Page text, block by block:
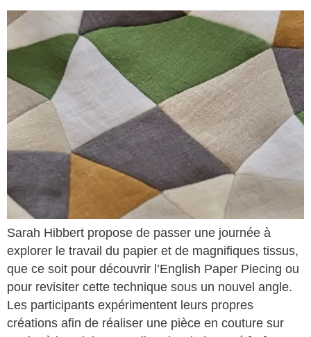
Sarah Hibbert propose de passer une journée à
explorer le travail du papier et de magnifiques tissus,
que ce soit pour découvrir l’English Paper Piecing ou
pour revisiter cette technique sous un nouvel angle.
Les participants expérimentent leurs propres
créations afin de réaliser une pièce en couture sur